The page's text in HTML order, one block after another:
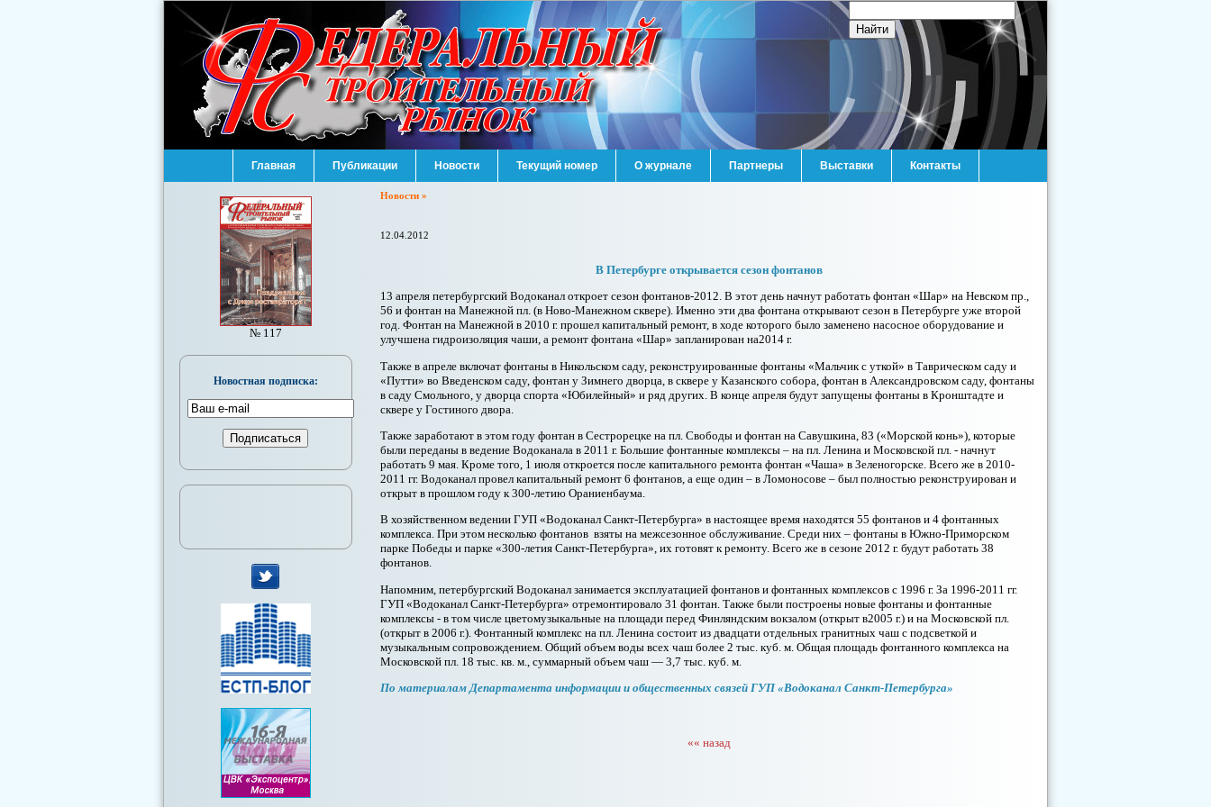
Главная Публикации Новости Текущий номер О журнале Партнеры Выставки Контакты
Новости »
12.04.2012
В Петербурге открывается сезон фонтанов
13 апреля петербургский Водоканал откроет сезон фонтанов-2012. В этот день начнут работать фонтан «Шар» на Невском пр.,
56 и фонтан на Манежной пл. (в Ново-Манежном сквере). Именно эти два фонтана открывают сезон в Петербурге уже второй
год. Фонтан на Манежной в 2010 г. прошел капитальный ремонт, в ходе которого было заменено насосное оборудование и
улучшена гидроизоляция чаши, а ремонт фонтана «Шар» запланирован на2014 г.
Также в апреле включат фонтаны в Никольском саду, реконструированные фонтаны «Мальчик с уткой» в Таврическом саду и
«Путти» во Введенском саду, фонтан у Зимнего дворца, в сквере у Казанского собора, фонтан в Александровском саду, фонтаны
в саду Смольного, у дворца спорта «Юбилейный» и ряд других. В конце апреля будут запущены фонтаны в Кронштадте и
сквере у Гостиного двора.
Также заработают в этом году фонтан в Сестрорецке на пл. Свободы и фонтан на Савушкина, 83 («Морской конь»), которые
были переданы в ведение Водоканала в 2011 г. Большие фонтанные комплексы – на пл. Ленина и Московской пл. - начнут
работать 9 мая. Кроме того, 1 июля откроется после капитального ремонта фонтан «Чаша» в Зеленогорске. Всего же в 2010-
2011 гг. Водоканал провел капитальный ремонт 6 фонтанов, а еще один – в Ломоносове – был полностью реконструирован и
открыт в прошлом году к 300-летию Ораниенбаума.
В хозяйственном ведении ГУП «Водоканал Санкт-Петербурга» в настоящее время находятся 55 фонтанов и 4 фонтанных
комплекса. При этом несколько фонтанов взяты на межсезонное обслуживание. Среди них – фонтаны в Южно-Приморском
парке Победы и парке «300-летия Санкт-Петербурга», их готовят к ремонту. Всего же в сезоне 2012 г. будут работать 38
фонтанов.
Напомним, петербургский Водоканал занимается эксплуатацией фонтанов и фонтанных комплексов с 1996 г. За 1996-2011 гг.
ГУП «Водоканал Санкт-Петербурга» отремонтировало 31 фонтан. Также были построены новые фонтаны и фонтанные
комплексы - в том числе цветомузыкальные на площади перед Финляндским вокзалом (открыт в2005 г.) и на Московской пл.
(открыт в 2006 г.). Фонтанный комплекс на пл. Ленина состоит из двадцати отдельных гранитных чаш с подсветкой и
музыкальным сопровождением. Общий объем воды всех чаш более 2 тыс. куб. м. Общая площадь фонтанного комплекса на
Московской пл. 18 тыс. кв. м., суммарный объем чаш — 3,7 тыс. куб. м.
По материалам Департамента информации и общественных связей ГУП «Водоканал Санкт-Петербурга»
«« назад
№ 117
Новостная подписка:
мы
в
Twitter